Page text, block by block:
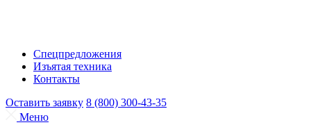
Спецпредложения
Изъятая техника
Контакты
Оставить заявку 8 (800) 300-43-35
Меню